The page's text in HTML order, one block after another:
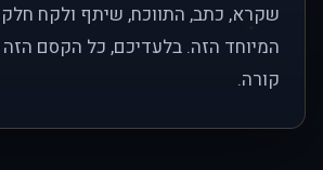
שקרא, כתב, התווכח, שיתף ולקח
המיוחד הזה. בלעדיכם, כל הקסם
קורה.